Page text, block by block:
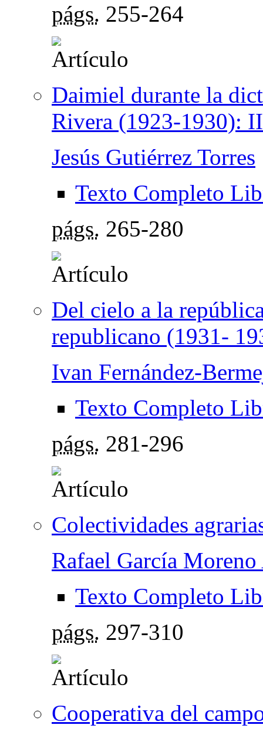
págs. 255-264
Daimiel durante la
Rivera (1923-1930):
Jesús Gutiérrez Torres
Texto Completo
págs. 265-280
Del cielo a la
republicano (1931-
Ivan Fernández-
Texto Completo
págs. 281-296
Colectividades
Rafael García
Texto Completo
págs. 297-310
Cooperativa del